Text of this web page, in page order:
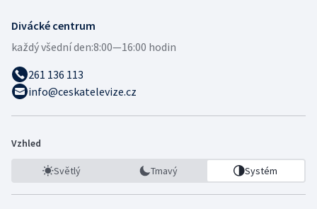
Divácké centrum
každý všední den:8:00—16:00 hodin
261 136 113
info@ceskatelevize.cz
Vzhled
Světlý Tmavý Systém